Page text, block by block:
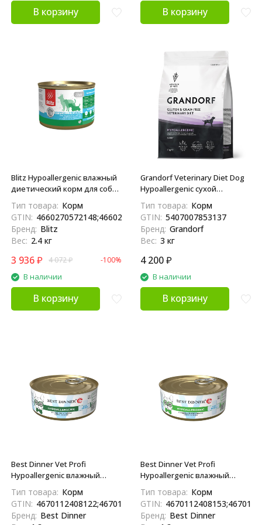
В корзину В корзину
Blitz Hypoallergenic влажный
диетический корм для собак
непереносимости и
атопическом дерматите, в
консервах - 200 г х 12 шт
Тип товара: Корм
GTIN: 4660270572148;4660270573350
Бренд: Blitz
Вес: 2.4 кг
3 936₽ 4 072₽ -100%
В наличии
В корзину
Grandorf Veterinary Diet Dog
Hypoallergenic сухой
с пищевой аллергией или
непереносимостью - 3 кг
Тип товара: Корм
GTIN: 5407007853137
Бренд: Grandorf
Вес: 3 кг
4 200₽
В наличии
В корзину
Best Dinner Vet Profi
Hypoallergenic влажный
взрослых собак и щенков
при пищевой аллергии, с
кониной и рисом, в
Тип товара: Корм
GTIN: 4670112408122;4670112468245
Бренд: Best Dinner
Best Dinner Vet Profi
Hypoallergenic влажный
взрослых собак и щенков
при пищевой аллергии, с
индейкой и кроликом, в
Тип товара: Корм
GTIN:
Бренд: Best Dinner